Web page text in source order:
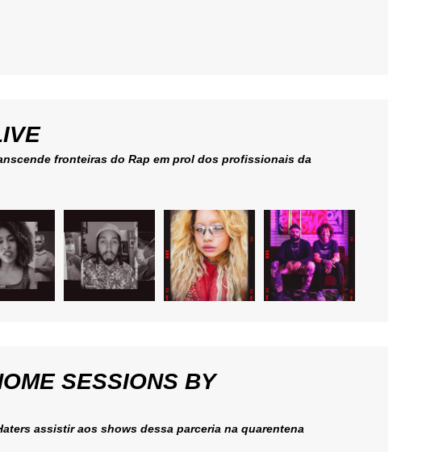
fronteiras do Rap em prol dos profissionais da
SESSIONS BY
assistir aos shows dessa parceria na quarentena